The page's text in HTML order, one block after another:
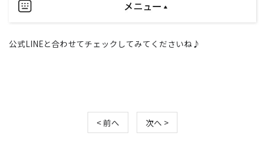
公式LINEと合わせてチェックしてみてくださいね♪
< 前へ 次へ >